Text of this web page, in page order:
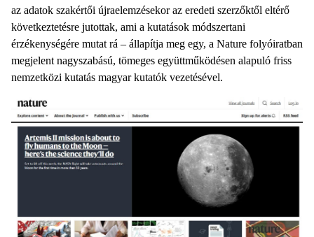
az adatok szakértői újraelemzésekor az eredeti szerzőktől eltérő
következtetésre jutottak, ami a kutatások módszertani
érzékenységére mutat rá – állapítja meg egy, a Nature folyóiratban
megjelent nagyszabású, tömeges együttműködésen alapuló friss
nemzetközi kutatás magyar kutatók vezetésével.